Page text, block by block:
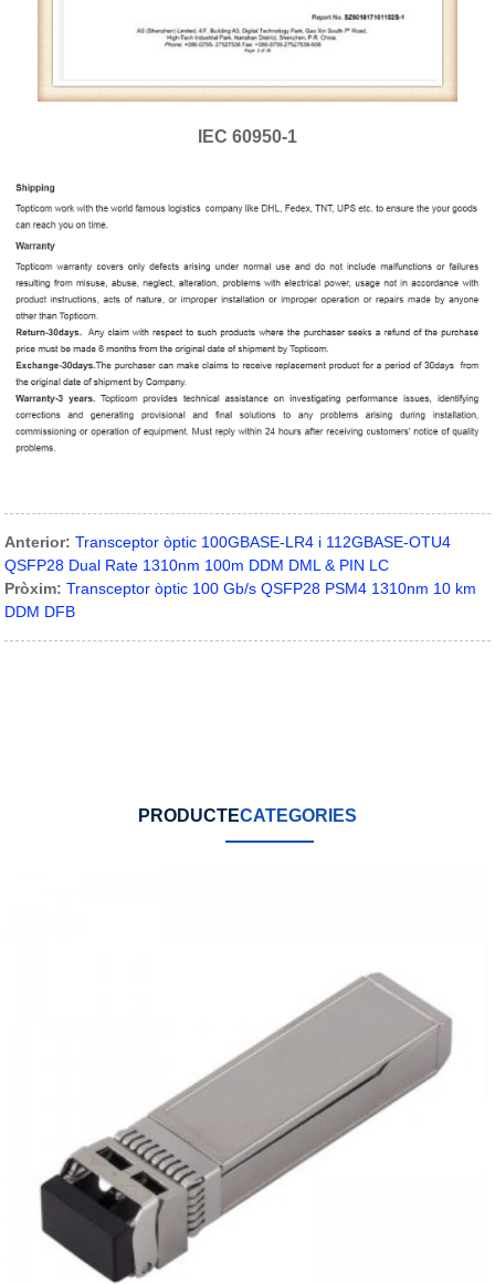
IEC 60950-1
Anterior: Transceptor òptic 100GBASE-LR4 i 112GBASE-OTU4
QSFP28 Dual Rate 1310nm 100m DDM DML & PIN LC
Pròxim: Transceptor òptic 100 Gb/s QSFP28 PSM4 1310nm 10 km
DDM DFB
PRODUCTECATEGORIES